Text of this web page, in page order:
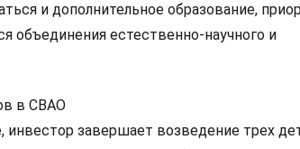
и дополнительное образование,
объединения естественно-научного и
в СВАО
завершает возведение трех